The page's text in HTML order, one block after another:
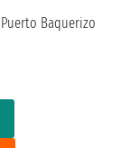
Puerto Baquerizo